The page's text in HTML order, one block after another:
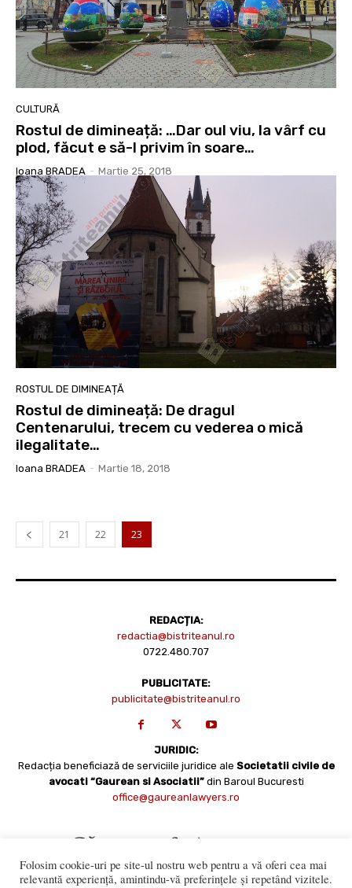
CULTURĂ
Rostul de dimineață: …Dar oul viu, la vârf cu
plod, făcut e să-l privim în soare…
Ioana BRADEA - Martie 25, 2018
ROSTUL DE DIMINEAȚĂ
Rostul de dimineață: De dragul
Centenarului, trecem cu vederea o mică
ilegalitate…
Ioana BRADEA - Martie 18, 2018
21 22 23
REDACȚIA:
redactia@bistriteanul.ro
0722.480.707
PUBLICITATE:
publicitate@bistriteanul.ro
JURIDIC:
Redacția beneficiază de serviciile juridice ale Societatii civile de
avocati “Gaurean si Asociatii” din Baroul Bucuresti
office@gaureanlawyers.ro
Folosim cookie-uri pe site-ul nostru web pentru a vă oferi cea mai
relevantă experiență, amintindu-vă preferințele și repetând vizitele.